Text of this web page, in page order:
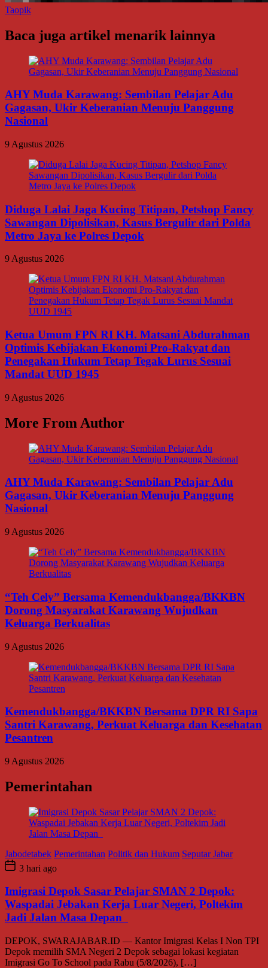
Taopik
Baca juga artikel menarik lainnya
AHY Muda Karawang: Sembilan Pelajar Adu
Gagasan, Ukir Keberanian Menuju Panggung
Nasional
9 Agustus 2026
Diduga Lalai Jaga Kucing Titipan, Petshop Fancy
Sawangan Dipolisikan, Kasus Bergulir dari Polda
Metro Jaya ke Polres Depok
9 Agustus 2026
Ketua Umum FPN RI KH. Matsani Abdurahman
Optimis Kebijakan Ekonomi Pro-Rakyat dan
Penegakan Hukum Tetap Tegak Lurus Sesuai
Mandat UUD 1945
9 Agustus 2026
More From Author
AHY Muda Karawang: Sembilan Pelajar Adu
Gagasan, Ukir Keberanian Menuju Panggung
Nasional
9 Agustus 2026
“Teh Cely” Bersama Kemendukbangga/BKKBN
Dorong Masyarakat Karawang Wujudkan
Keluarga Berkualitas
9 Agustus 2026
Kemendukbangga/BKKBN Bersama DPR RI Sapa
Santri Karawang, Perkuat Keluarga dan Kesehatan
Pesantren
9 Agustus 2026
Pemerintahan
Jabodetabek Pemerintahan Politik dan Hukum Seputar Jabar
3 hari ago
Imigrasi Depok Sasar Pelajar SMAN 2 Depok:
Waspadai Jebakan Kerja Luar Negeri, Poltekim
Jadi Jalan Masa Depan
DEPOK, SWARAJABAR.ID — Kantor Imigrasi Kelas I Non TPI
Depok memilih SMA Negeri 2 Depok sebagai lokasi kegiatan
Imigrasi Go To School pada Rabu (5/8/2026), […]